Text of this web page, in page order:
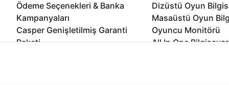
Ödeme Seçenekleri & Banka
Kampanyaları
Casper Genişletilmiş Garanti
Paketi
Dizüstü Oyun
Masaüstü Oyun
Oyuncu Monitörü
All In One Bilgisayar